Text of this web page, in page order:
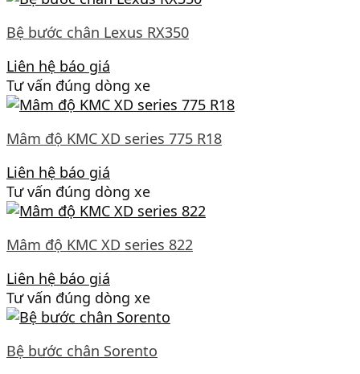
Bệ bước chân Lexus RX350
Liên hệ báo giá
Tư vấn đúng dòng xe
Mâm độ KMC XD series 775 R18
Liên hệ báo giá
Tư vấn đúng dòng xe
Mâm độ KMC XD series 822
Liên hệ báo giá
Tư vấn đúng dòng xe
Bệ bước chân Sorento